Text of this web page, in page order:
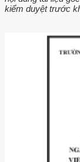
kiểm duyệt trước